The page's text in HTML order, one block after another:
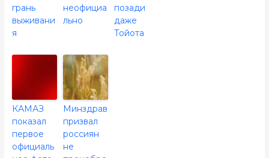
грань
выживани
я
неофициа
льно
позади
даже
Тойота
КАМАЗ
показал
первое
официаль
Минздрав
призвал
россиян
не